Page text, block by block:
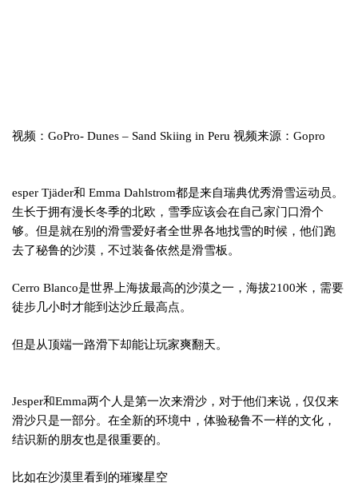
视频：GoPro- Dunes – Sand Skiing in Peru 视频来源：Gopro
esper Tjäder和 Emma Dahlstrom都是来自瑞典优秀滑雪运动员。
生长于拥有漫长冬季的北欧，雪季应该会在自己家门口滑个
够。但是就在别的滑雪爱好者全世界各地找雪的时候，他们跑
去了秘鲁的沙漠，不过装备依然是滑雪板。
Cerro Blanco是世界上海拔最高的沙漠之一，海拔2100米，需要
徒步几小时才能到达沙丘最高点。
但是从顶端一路滑下却能让玩家爽翻天。
Jesper和Emma两个人是第一次来滑沙，对于他们来说，仅仅来
滑沙只是一部分。在全新的环境中，体验秘鲁不一样的文化，
结识新的朋友也是很重要的。
比如在沙漠里看到的璀璨星空